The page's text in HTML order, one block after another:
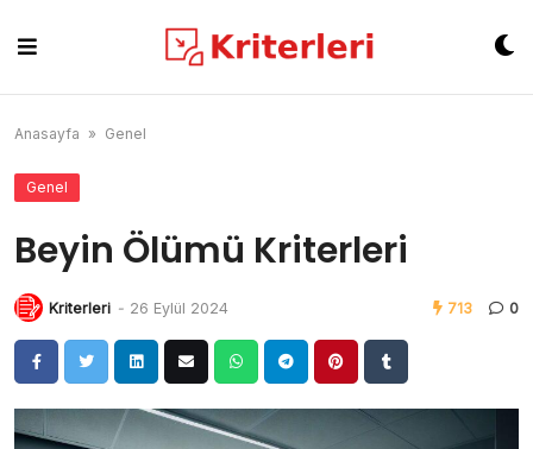
content
Anasayfa » Genel
Genel
Beyin Ölümü Kriterleri
Kriterleri - 26 Eylül 2024 713 0